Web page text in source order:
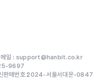
메일 : support@hanbit.co.kr
9697
판매번호 :2024-서울서대문-0847